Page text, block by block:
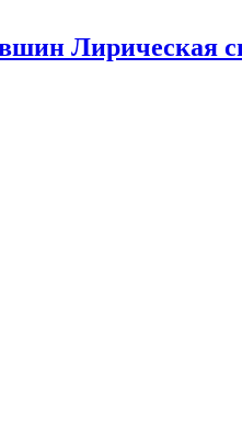
Лирическая